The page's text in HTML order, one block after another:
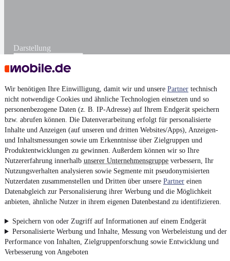
Wir benötigen Ihre Einwilligung, damit wir und unsere Partner technisch
nicht notwendige Cookies und ähnliche Technologien einsetzen und so
personenbezogene Daten (z. B. IP-Adresse) auf Ihrem Endgerät speichern
bzw. abrufen können. Die Datenverarbeitung erfolgt für personalisierte
Inhalte und Anzeigen (auf unseren und dritten Websites/Apps), Anzeigen-
und Inhaltsmessungen sowie um Erkenntnisse über Zielgruppen und
Produktentwicklungen zu gewinnen. Außerdem können wir so Ihre
Nutzererfahrung innerhalb unserer Unternehmensgruppe verbessern, Ihr
Nutzungsverhalten analysieren sowie Segmente mit pseudonymisierten
Nutzerdaten zusammenstellen und Dritten über unsere Partner einen
Datenabgleich zur Personalisierung ihrer Werbung und die Möglichkeit
anbieten, ähnliche Nutzer in ihrem eigenen Datenbestand zu identifizieren.
Speichern von oder Zugriff auf Informationen auf einem Endgerät
Personalisierte Werbung und Inhalte, Messung von Werbeleistung und der
Performance von Inhalten, Zielgruppenforschung sowie Entwicklung und
Verbesserung von Angeboten
Darstellung